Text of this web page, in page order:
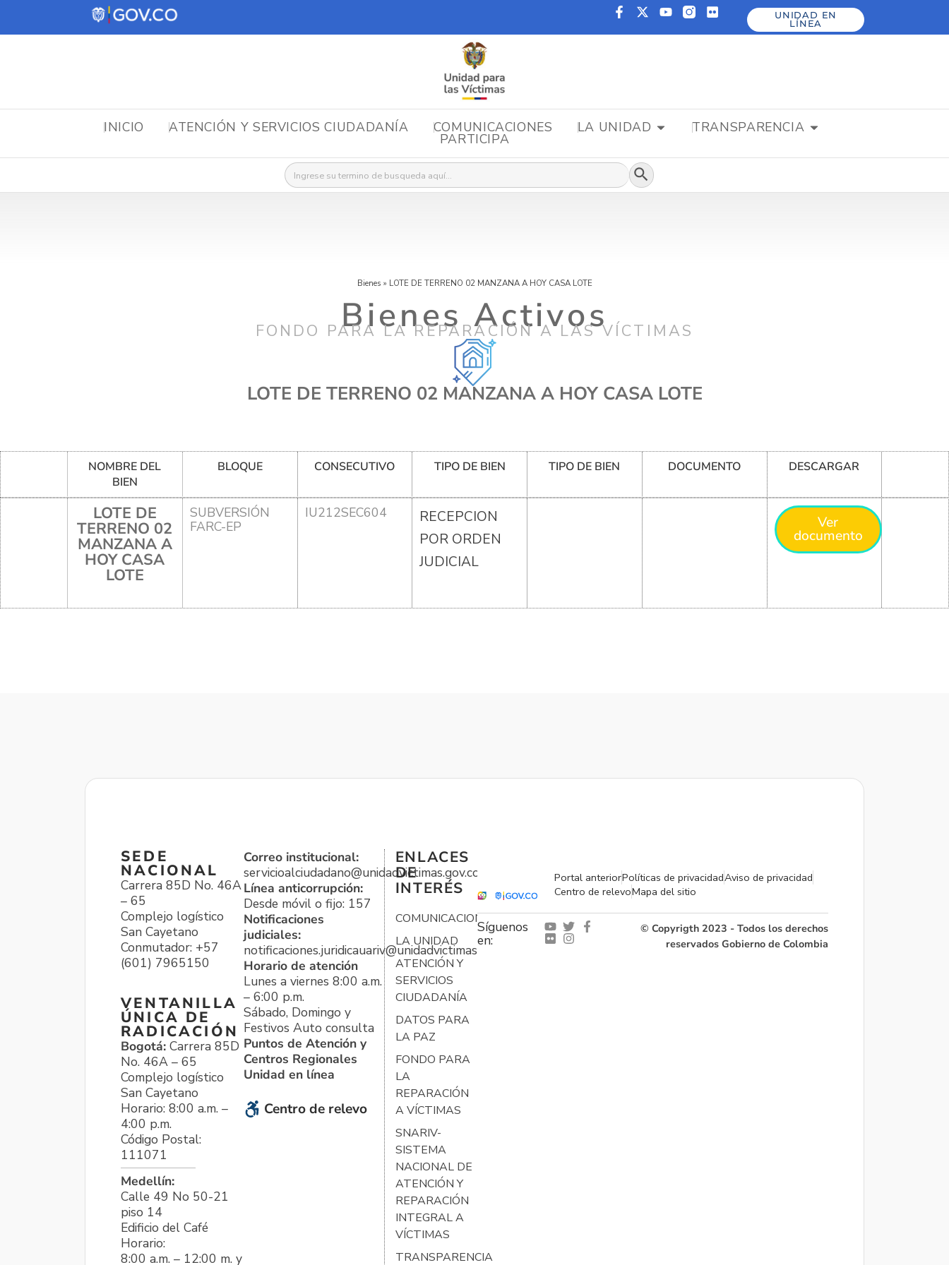
UNIDAD EN
LÍNEA
INICIO ATENCIÓN Y SERVICIOS CIUDADANÍA COMUNICACIONES LA UNIDAD TRANSPARENCIA
PARTICIPA
Buscar: Botón de búsqueda
Bienes » LOTE DE TERRENO 02 MANZANA A HOY CASA LOTE
Bienes Activos
FONDO PARA LA REPARACIÓN A LAS VÍCTIMAS
LOTE DE TERRENO 02 MANZANA A HOY CASA LOTE
NOMBRE DEL
BIEN
BLOQUE CONSECUTIVO TIPO DE BIEN TIPO DE BIEN DOCUMENTO DESCARGAR
LOTE DE
TERRENO 02
MANZANA A
HOY CASA
LOTE
SUBVERSIÓN
FARC-EP
IU212SEC604
RECEPCION
POR ORDEN
JUDICIAL
Ver
documento
SEDE
NACIONAL
Carrera 85D No. 46A
– 65
Complejo logístico
San Cayetano
Conmutador: +57
(601) 7965150
VENTANILLA
ÚNICA DE
RADICACIÓN
Bogotá: Carrera 85D
No. 46A – 65
Complejo logístico
San Cayetano
Horario: 8:00 a.m. –
4:00 p.m.
Código Postal:
111071
Medellín:
Calle 49 No 50-21
piso 14
Edificio del Café
Horario:
8:00 a.m. – 12:00 m. y
Correo institucional:
servicioalciudadano@unidadvictimas.gov.co
Línea anticorrupción:
Desde móvil o fijo: 157
Notificaciones
judiciales:
notificaciones.juridicauariv@unidadvictimas.gov.co
Horario de atención
Lunes a viernes 8:00 a.m.
– 6:00 p.m.
Sábado, Domingo y
Festivos Auto consulta
Puntos de Atención y
Centros Regionales
Unidad en línea
Centro de relevo
ENLACES
DE
INTERÉS
COMUNICACIONES
LA UNIDAD
ATENCIÓN Y
SERVICIOS
CIUDADANÍA
DATOS PARA
LA PAZ
FONDO PARA
LA
REPARACIÓN
A VÍCTIMAS
SNARIV-
SISTEMA
NACIONAL DE
ATENCIÓN Y
REPARACIÓN
INTEGRAL A
VÍCTIMAS
TRANSPARENCIA
Portal anteriorPolíticas de privacidadAviso de privacidad
Centro de relevoMapa del sitio
Síguenos
en:
© Copyrigth 2023 - Todos los derechos
reservados Gobierno de Colombia